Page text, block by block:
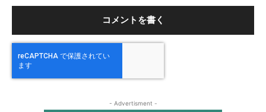
- Advertisment -